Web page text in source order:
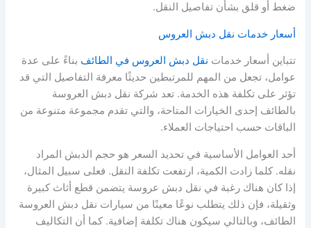
ضغط أو قلق بشأن تفاصيل النقل.
أسعار خدمات نقل دبش العروس
تتباين أسعار خدمات نقل دبش العروس في الطائف بناءً على عدة
عوامل، تجعل من المهم للمرتبطين حديثًا معرفة التفاصيل التي قد
تؤثر على تكلفة هذه الخدمة. تعد شركة نقل دبش العروسة
بالطائف إحدى الخيارات المتاحة، والتي تقدم مجموعة متنوعة من
الباقات حسب احتياجات العملاء.
أحد العوامل الأساسية في تحديد السعر هو حجم الدبش المراد
نقله. كلما زادت الكمية، ارتفعت تكلفة النقل. فعلى سبيل المثال،
إذا كان هناك رغبة في نقل دبش عروسة يتضمن قطع أثاث كبيرة
وثقيلة، فإن ذلك يتطلب نوعًا معينًا من سيارات نقل دبش العروسة
الطائف، وبالتالي سيكون هناك تكلفة إضافية. كما أن التكاليف